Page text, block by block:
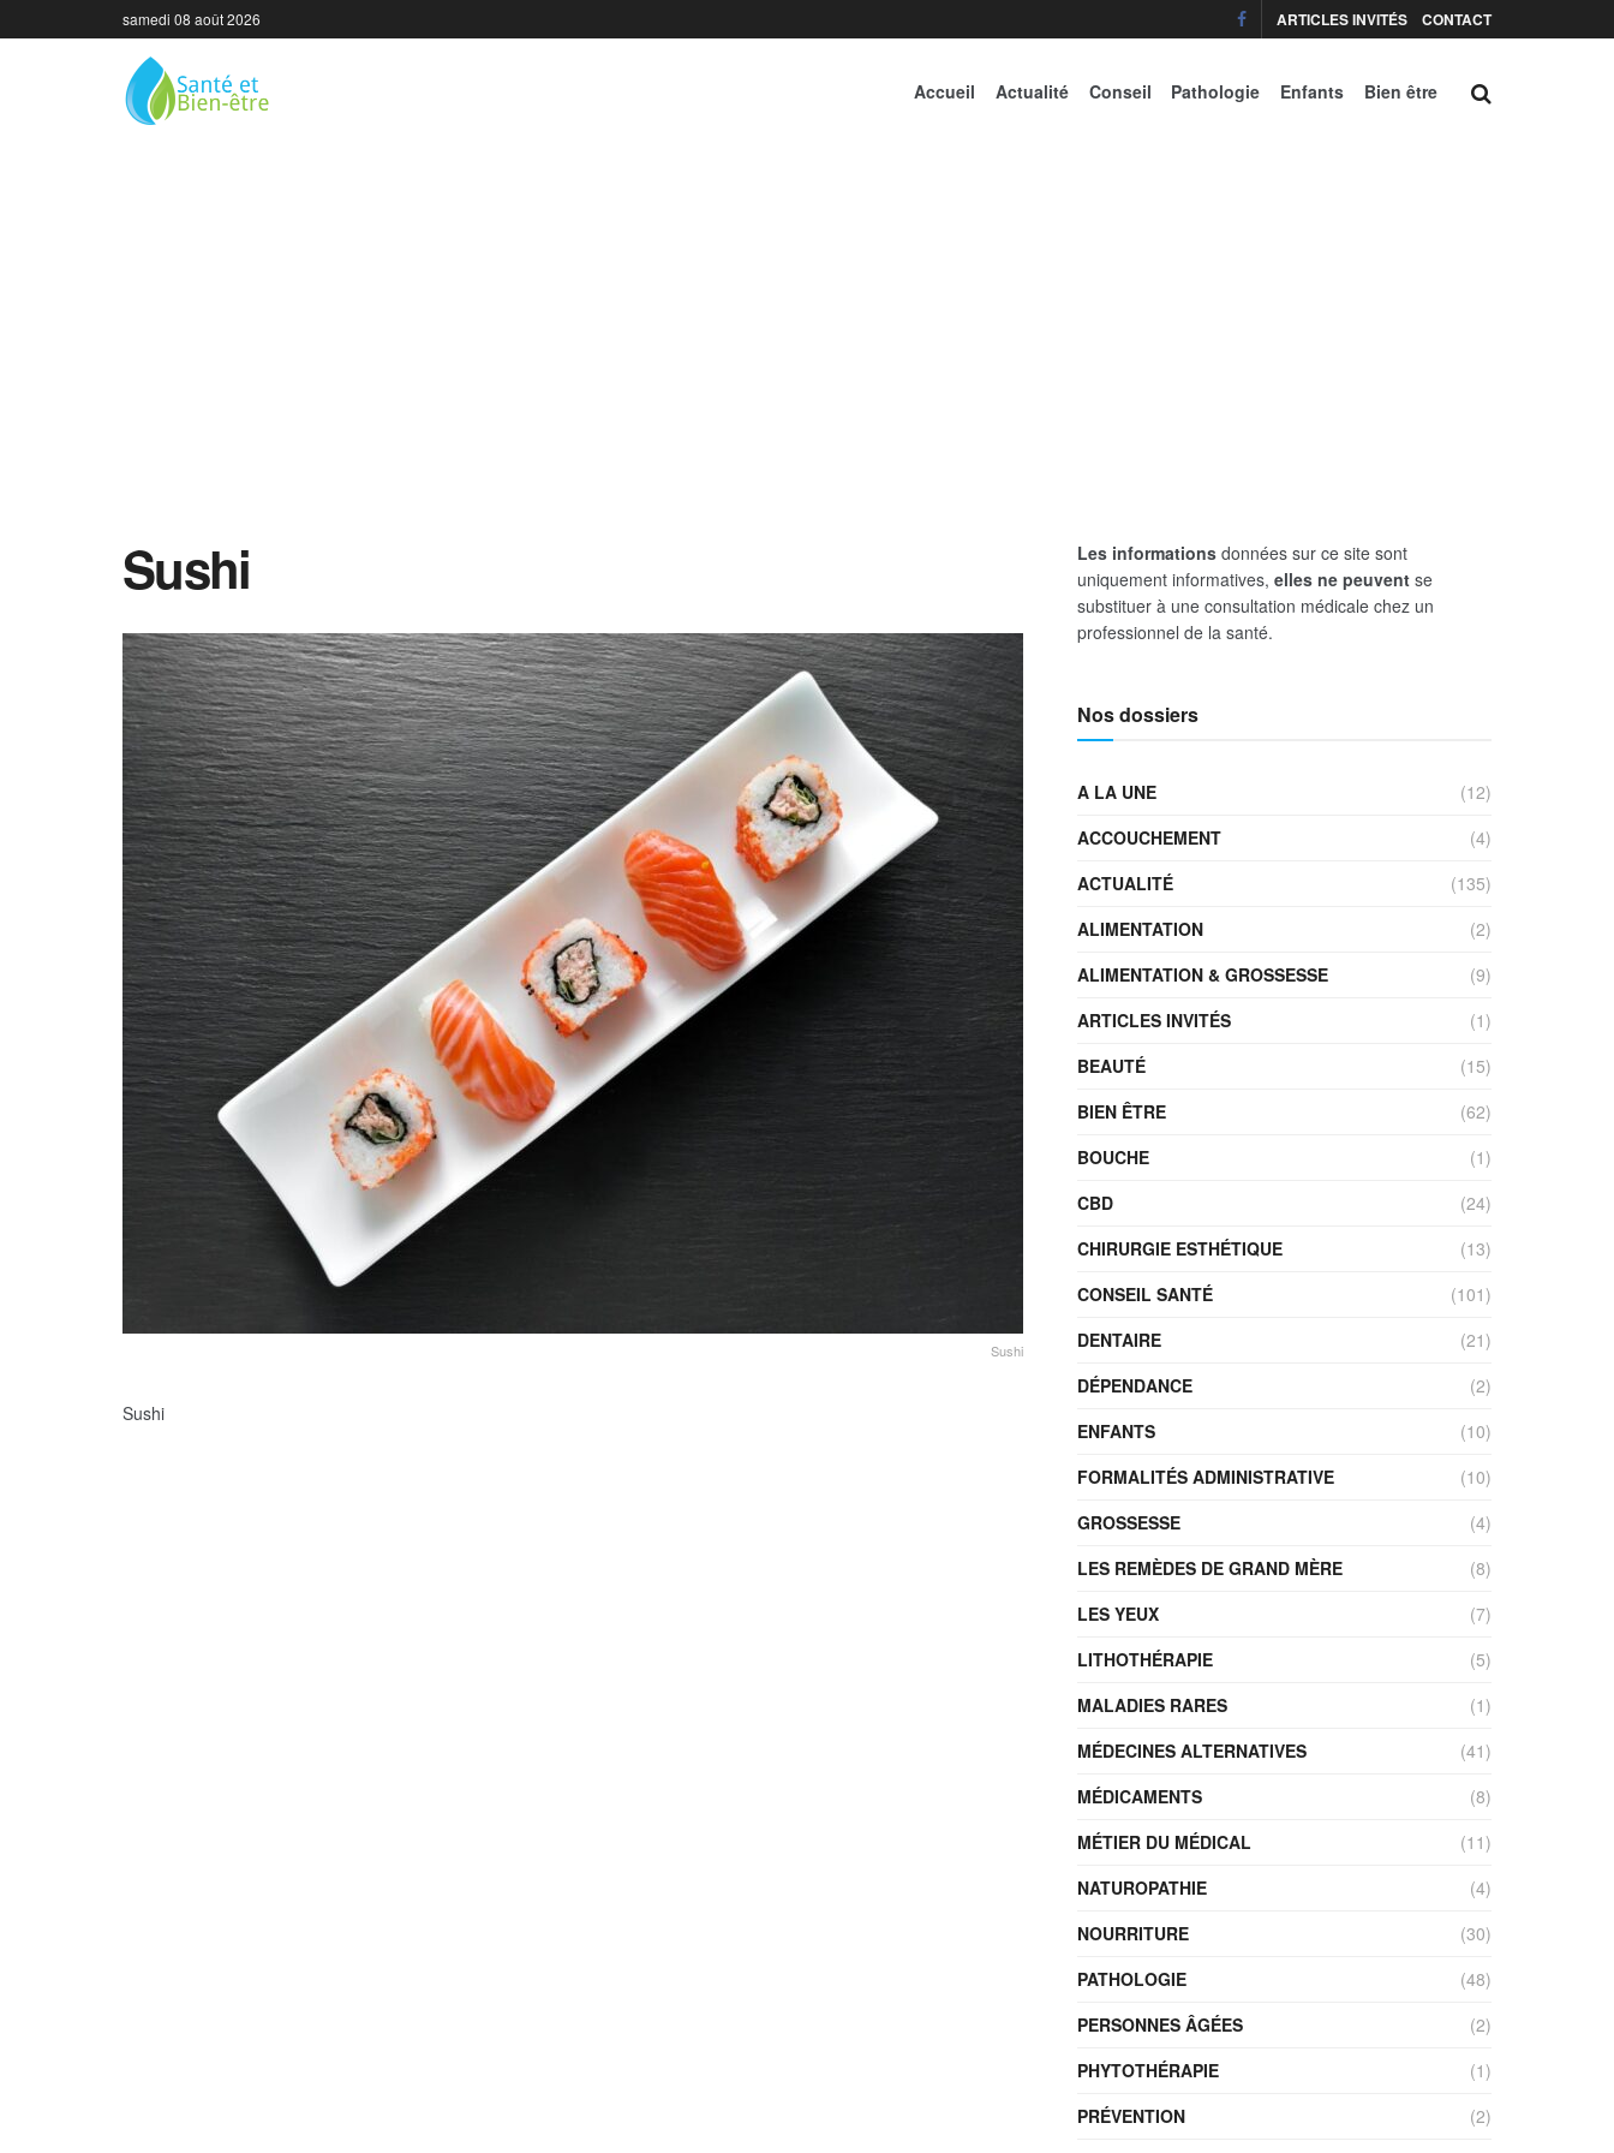
samedi 08 août 2026 ARTICLES INVITÉS CONTACT
Accueil Actualité Conseil Pathologie Enfants Bien être
Sushi
Sushi
Sushi
Les informations données sur ce site sont
uniquement informatives, elles ne peuvent se
substituer à une consultation médicale chez un
professionnel de la santé.
Nos dossiers
A LA UNE
(12)
ACCOUCHEMENT
(4)
ACTUALITÉ
(135)
ALIMENTATION
(2)
ALIMENTATION & GROSSESSE
(9)
ARTICLES INVITÉS
(1)
BEAUTÉ
(15)
BIEN ÊTRE
(62)
BOUCHE
(1)
CBD
(24)
CHIRURGIE ESTHÉTIQUE
(13)
CONSEIL SANTÉ
(101)
DENTAIRE
(21)
DÉPENDANCE
(2)
ENFANTS
(10)
FORMALITÉS ADMINISTRATIVE
(10)
GROSSESSE
(4)
LES REMÈDES DE GRAND MÈRE
(8)
LES YEUX
(7)
LITHOTHÉRAPIE
(5)
MALADIES RARES
(1)
MÉDECINES ALTERNATIVES
(41)
MÉDICAMENTS
(8)
MÉTIER DU MÉDICAL
(11)
NATUROPATHIE
(4)
NOURRITURE
(30)
PATHOLOGIE
(48)
PERSONNES ÂGÉES
(2)
PHYTOTHÉRAPIE
(1)
PRÉVENTION
(2)